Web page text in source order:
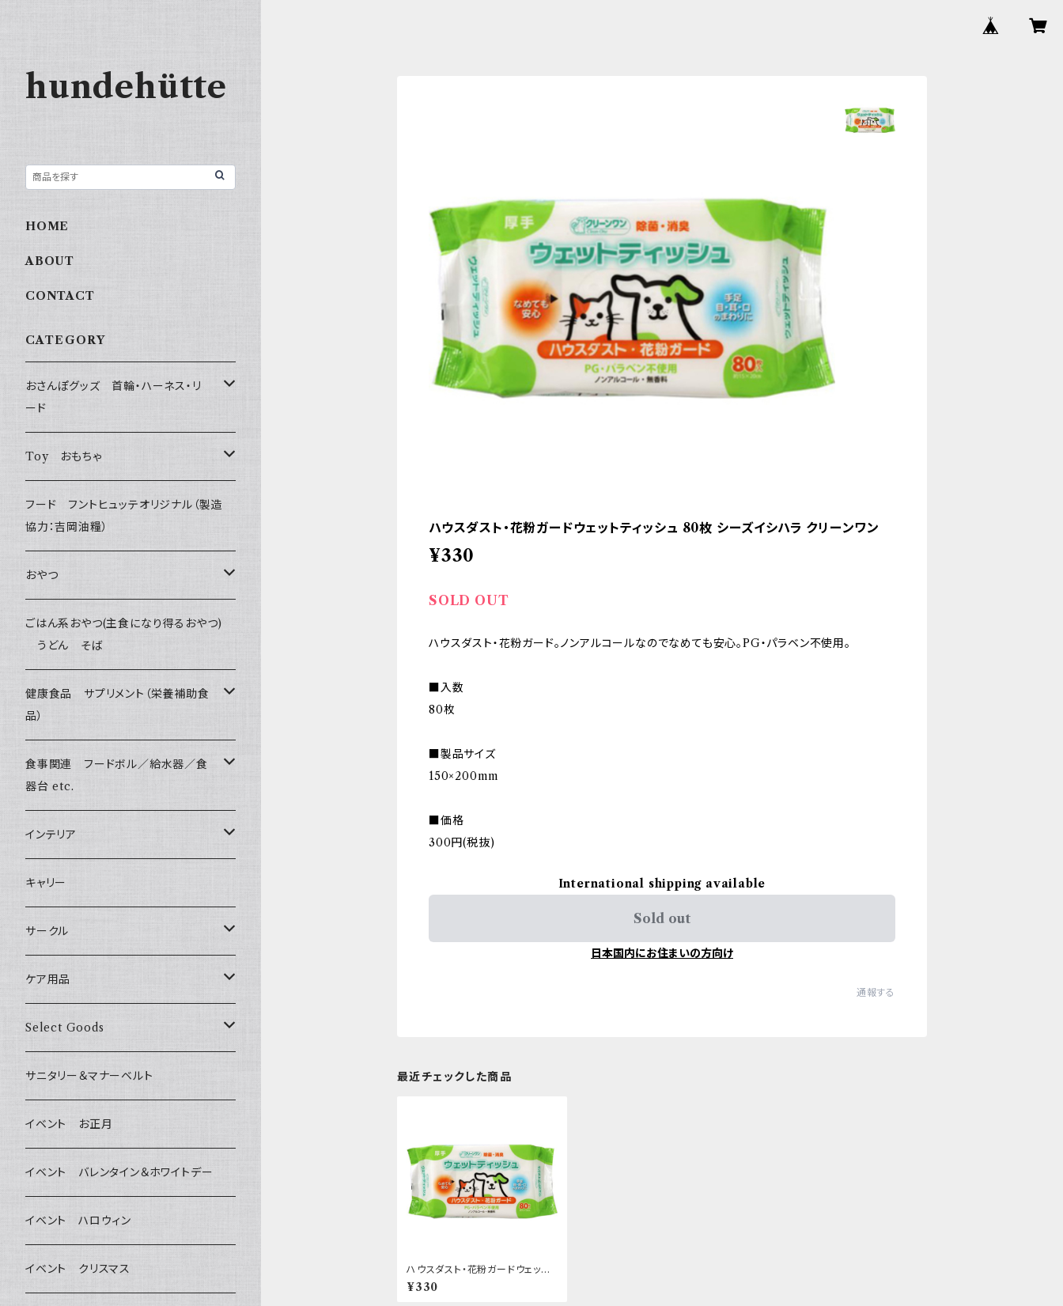
ハウスダスト・花粉ガードウェットティッシュ 80枚 シーズイシハラ クリーンワン
¥330
SOLD OUT
ハウスダスト・花粉ガード。ノンアルコールなのでなめても安心。PG・パラベン不使用。
■入数
80枚
■製品サイズ
150×200mm
■価格
300円(税抜)
International shipping available
Sold out
日本国内にお住まいの方向け
通報する
最近チェックした商品
ハウスダスト・花粉ガードウェット
ティッシュ 80枚 シーズイシハラ ク
リーンワン
¥330
hundehütte
HOME
ABOUT
CONTACT
CATEGORY
おさんぽグッズ 首輪・ハーネス・リ
ード
フントヒュッテオリジナル Gold
Sサイズ(テープ幅1.5cm) _ 首輪&リードセッ
ト
Sサイズ(テープ幅1.5cm) _ 首輪
Sサイズ(テープ幅1.5cm) _ リード
XSサイズ(テープ幅1.0cm) _ 首輪&リードセ
ット
XSサイズ(テープ幅1.0cm) _ ハーネス&リー
XSサイズ(テープ幅1.0cm) _ ハーネス
XSサイズ(テープ幅1.0cm) _ リード
Mサイズ(テープ幅2.0cm) _ 首輪&リードセ
フントヒュッテオリジナル Silver
(販売終了)
Collar & Leash - XS（超小型犬・幼犬用）
Harness & Leash - XS（超小型犬･幼犬
フントヒュッテオリジナル Woven
Harness & Leash - XS
Harness & Leash Set - S
セレクト
幼犬・超小型犬用 _ 幅1.0cm
小型犬用 _ 幅1.5cm
中型犬用 _ 幅2.0cm
flexi フレキシリード(伸縮リード)
ライト
etc.
Toy おもちゃ
たまごちゃん
BESTEVER / ベストエバー
iDog&iCat
ぬいぐるみ
ラテックスTOY
PomPreece / ポンポリース
デンタル
etc.
BITE ME
フード フントヒュッテオリジナル（製造
協力：吉岡油糧）
おやつ
Bon・rupa(ボンルパ)
京
Bonpuchi
職人の味
ジャーキー
和菓子
愛犬の健康おやつ
POCHETINO
etc.
季節限定 お正月
季節限定 バレンタイン&ホワイトデー
季節限定 夏
季節限定 ハロウィン
季節限定 クリスマス
Wonderful Kitchen / (旧)P-ball
MEAT
FISH
グルテンフリー！ _ DOG TREE
ヒマラヤチーズ！ _ loasis
わんのはな
エリール
ごはん系おやつ(主食になり得るおやつ)
うどん そば
健康食品 サプリメント（栄養補助食
品）
涙やけ対策
健康維持
食糞防止
食事関連 フードボル／給水器／食
器台 etc.
フードボウル
給水器
食器台
インテリア
カドラー／ベッド
トイレ
キャリー
サークル
サークル
サークルカバー
ケア用品
ブラシ類
デンタルケア
除菌・抗菌・消臭
耳
静電気防止スプレー
Select Goods
Bichon Frise
サニタリー＆マナーベルト
イベント お正月
イベント バレンタイン＆ホワイトデー
イベント ハロウィン
イベント クリスマス